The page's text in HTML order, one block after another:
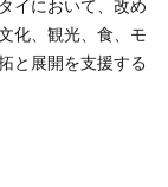
イにおいて、改め
化、観光、食、モ
と展開を支援する